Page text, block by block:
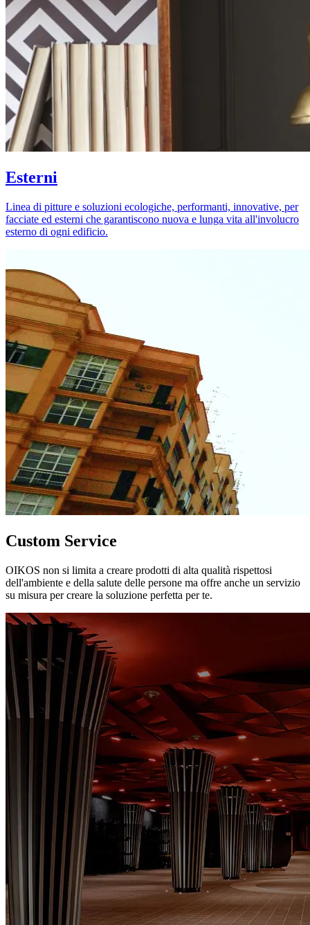
Esterni
Linea di pitture e soluzioni ecologiche, performanti, innovative, per
facciate ed esterni che garantiscono nuova e lunga vita all'involucro
esterno di ogni edificio.
Custom Service
OIKOS non si limita a creare prodotti di alta qualità rispettosi
dell'ambiente e della salute delle persone ma offre anche un servizio
su misura per creare la soluzione perfetta per te.